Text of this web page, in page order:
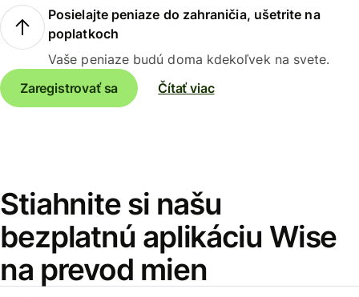
Posielajte peniaze do zahraničia, ušetrite na
poplatkoch
Vaše peniaze budú doma kdekoľvek na svete.
Zaregistrovať sa
Čítať viac
Stiahnite si našu
bezplatnú aplikáciu Wise
na prevod mien